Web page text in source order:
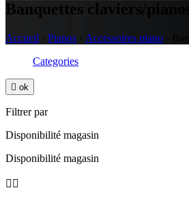
Banquettes claviers/pianos
Accueil › Pianos › Accessoires piano
Categories
 ok
Filtrer par
Disponibilité magasin
Disponibilité magasin
 